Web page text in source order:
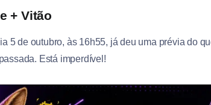
+ Vitão
5 de outubro, às 16h55, já deu uma prévia do
Está imperdível!